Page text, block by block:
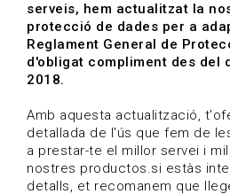
HOME / BLOG
Estigues
Convocatòries, activitats i
cultura.
serveis, hem actualitzat la
protecció de dades per a
Reglament General de
d'obligat compliment des del
2018.
Amb aquesta actualització,
detallada de l'ús que fem de
a prestar-te el millor servei i
nostres productos.si estàs
detalls, et recomanem que